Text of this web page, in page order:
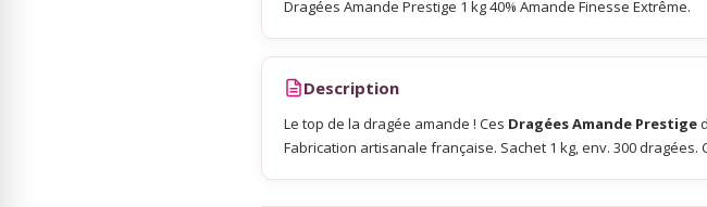
Scrapbooking, Loisirs Créatifs
Dragées Amande Prestige 1 kg 40% Amande Finesse Extrême.
Description
Le top de la dragée amande ! Ces Dragées Amande Prestige
Fabrication artisanale française. Sachet 1 kg, env. 300 dragées.